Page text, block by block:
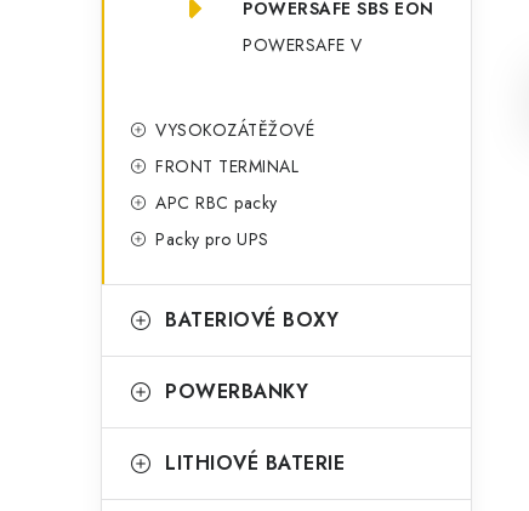
POWERSAFE SBS EON
POWERSAFE V
VYSOKOZÁTĚŽOVÉ
FRONT TERMINAL
APC RBC packy
Packy pro UPS
BATERIOVÉ BOXY
POWERBANKY
LITHIOVÉ BATERIE